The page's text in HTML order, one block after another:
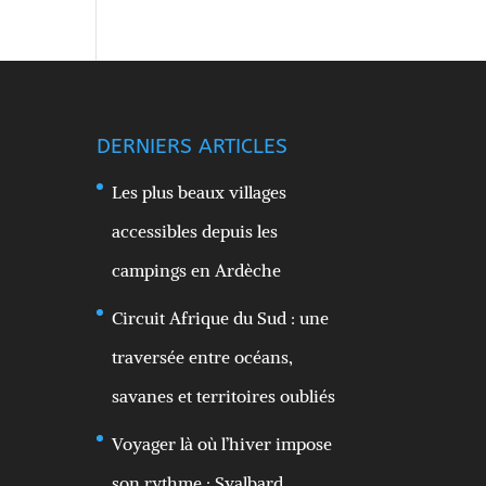
DERNIERS ARTICLES
Les plus beaux villages
accessibles depuis les
campings en Ardèche
Circuit Afrique du Sud : une
traversée entre océans,
savanes et territoires oubliés
Voyager là où l’hiver impose